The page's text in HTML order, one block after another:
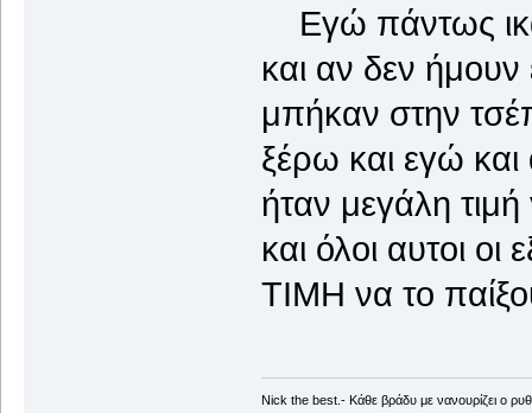
Εγώ πάντως
και αν δεν
μπήκαν στην
ξέρω και εγώ
ήταν μεγάλη
και όλοι αυτοι
ΤΙΜΗ να το
Nick the best.- Κάθε βράδυ με νανουρίζει ο